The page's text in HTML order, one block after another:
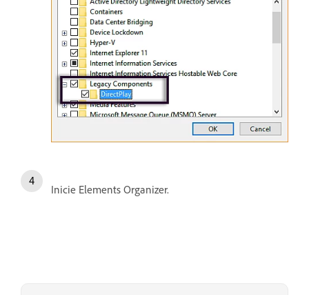
Inicie Elements Organizer.